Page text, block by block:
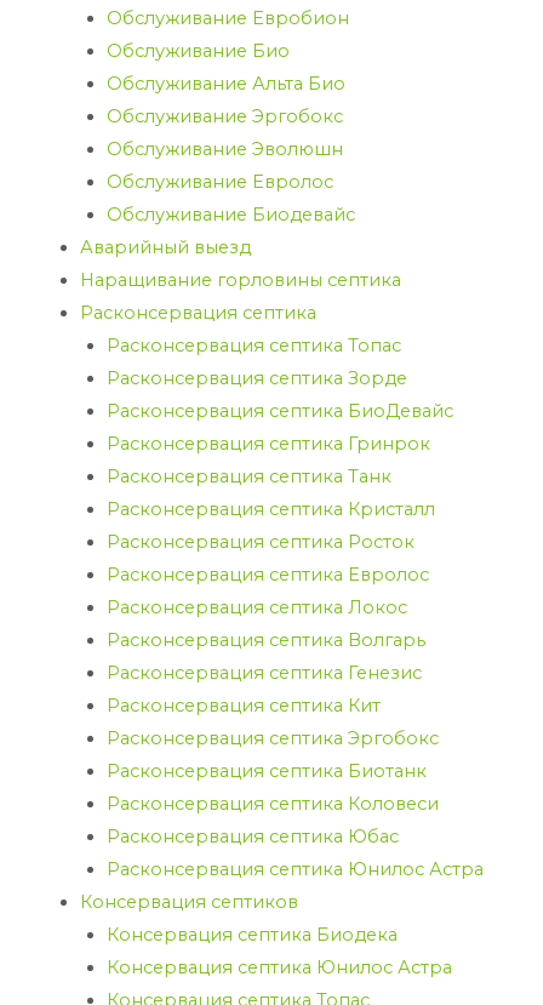
Обслуживание Евробион
Обслуживание Био
Обслуживание Альта Био
Обслуживание Эргобокс
Обслуживание Эволюшн
Обслуживание Евролос
Обслуживание Биодевайс
Аварийный выезд
Наращивание горловины септика
Расконсервация септика
Расконсервация септика Топас
Расконсервация септика Зорде
Расконсервация септика БиоДевайс
Расконсервация септика Гринрок
Расконсервация септика Танк
Расконсервация септика Кристалл
Расконсервация септика Росток
Расконсервация септика Евролос
Расконсервация септика Локос
Расконсервация септика Волгарь
Расконсервация септика Генезис
Расконсервация септика Кит
Расконсервация септика Эргобокс
Расконсервация септика Биотанк
Расконсервация септика Коловеси
Расконсервация септика Юбас
Расконсервация септика Юнилос Астра
Консервация септиков
Консервация септика Биодека
Консервация септика Юнилос Астра
Консервация септика Топас